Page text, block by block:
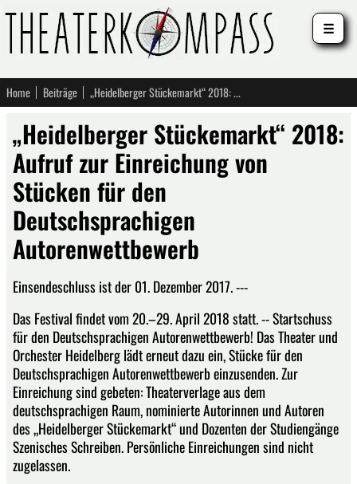
Home Beiträge „Heidelberger Stückemarkt“ 2018: Aufruf zur Einreichung von Stücken für den Deutschsprachigen Autorenwettbewerb
„Heidelberger Stückemarkt“ 2018:
Aufruf zur Einreichung von
Stücken für den
Deutschsprachigen
Autorenwettbewerb
Einsendeschluss ist der 01. Dezember 2017. ---
Das Festival findet vom 20.–29. April 2018 statt. -- Startschuss
für den Deutschsprachigen Autorenwettbewerb! Das Theater und
Orchester Heidelberg lädt erneut dazu ein, Stücke für den
Deutschsprachigen Autorenwettbewerb einzusenden. Zur
Einreichung sind gebeten: Theaterverlage aus dem
deutschsprachigen Raum, nominierte Autorinnen und Autoren
des „Heidelberger Stückemarkt“ und Dozenten der Studiengänge
Szenisches Schreiben. Persönliche Einreichungen sind nicht
zugelassen.
☰